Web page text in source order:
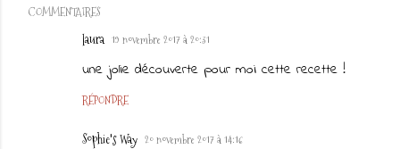
COMMENTAIRES
laura 19 novembre 2017 à 20:31
une jolie découverte pour moi cette recette !
RÉPONDRE
Sophie's Way 20 novembre 2017 à 14:16